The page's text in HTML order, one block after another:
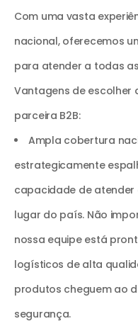
Com uma vasta
nacional, oferecemos
para atender a todas
Vantagens de escolher
parceira B2B:
Ampla cobertura
estrategicamente
capacidade de atender
lugar do país. Não
nossa equipe está
logísticos de alta
produtos cheguem ao
segurança.